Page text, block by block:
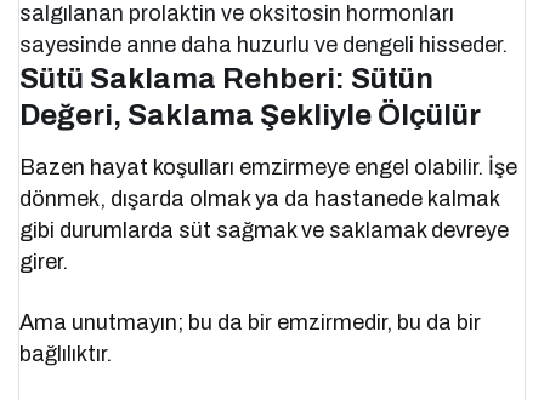
salgılanan prolaktin ve oksitosin hormonları
sayesinde anne daha huzurlu ve dengeli hisseder.
Sütü Saklama Rehberi: Sütün
Değeri, Saklama Şekliyle Ölçülür
Bazen hayat koşulları emzirmeye engel olabilir. İşe
dönmek, dışarda olmak ya da hastanede kalmak
gibi durumlarda süt sağmak ve saklamak devreye
girer.
Ama unutmayın; bu da bir emzirmedir, bu da bir
bağlılıktır.